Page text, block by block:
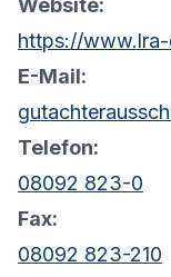
Website:
E-Mail:
Telefon:
08092 823-0
Fax:
08092 823-210